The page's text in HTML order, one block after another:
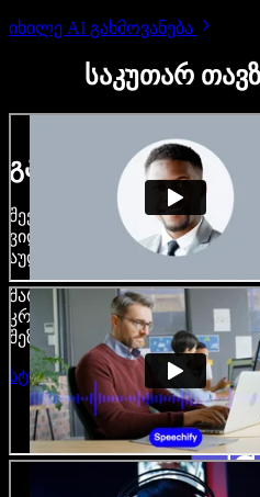
იხილე AI გახმოვანება
საკუთარ
გაიგე, რას შეძლებ
შექმენი გახმოვანება,
ვიდეო, დააკლონირე შენი
აუდიო-ვიდეო პროექტები.
მარტივი ინტერფეისით და
კრეატორები
შეზღუდვებისგან.
სტუდიის გახსნა